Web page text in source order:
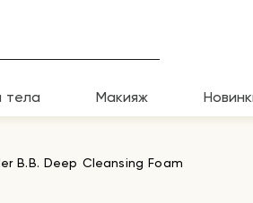
тела Макияж
B.B. Deep Cleansing Foam